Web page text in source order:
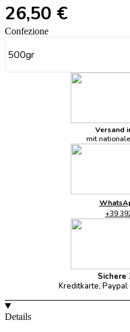
26,50 €
Confezione
Versand
mit
+39
Sichere
Kreditkarte,
Details